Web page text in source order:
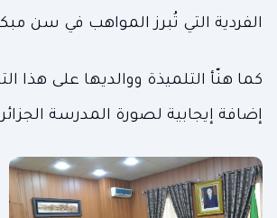
الفردية التي تُبرز المواهب في سن
كما هنّأ التلميذة ووالديها على هذا
إضافة إيجابية لصورة المدرسة